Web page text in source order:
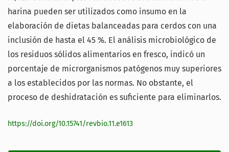
harina pueden ser utilizados como insumo en la
elaboración de dietas balanceadas para cerdos con una
inclusión de hasta el 45 %. El análisis microbiológico de
los residuos sólidos alimentarios en fresco, indicó un
porcentaje de microrganismos patógenos muy superiores
a los establecidos por las normas. No obstante, el
proceso de deshidratación es suficiente para eliminarlos.
https://doi.org/10.15741/revbio.11.e1613